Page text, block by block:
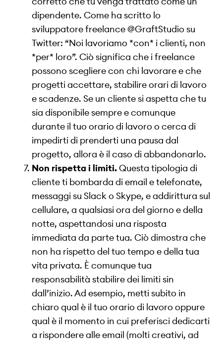
dipendente. Come ha scritto lo
sviluppatore freelance @GraftStudio su
Twitter: “Noi lavoriamo *con* i clienti, non
*per* loro”. Ciò significa che i freelance
possono scegliere con chi lavorare e che
progetti accettare, stabilire orari di lavoro
e scadenze. Se un cliente si aspetta che tu
sia disponibile sempre e comunque
durante il tuo orario di lavoro o cerca di
impedirti di prenderti una pausa dal
progetto, allora è il caso di abbandonarlo.
Non rispetta i limiti.Questa tipologia di
cliente ti bombarda di email e telefonate,
messaggi su Slack o Skype, e addirittura sul
cellulare, a qualsiasi ora del giorno e della
notte, aspettandosi una risposta
immediata da parte tua. Ciò dimostra che
non ha rispetto del tuo tempo e della tua
vita privata. È comunque tua
responsabilità stabilire dei limiti sin
dall’inizio. Ad esempio, metti subito in
chiaro qual è il tuo orario di lavoro oppure
qual è il momento in cui preferisci dedicarti
a rispondere alle email (molti creativi, ad